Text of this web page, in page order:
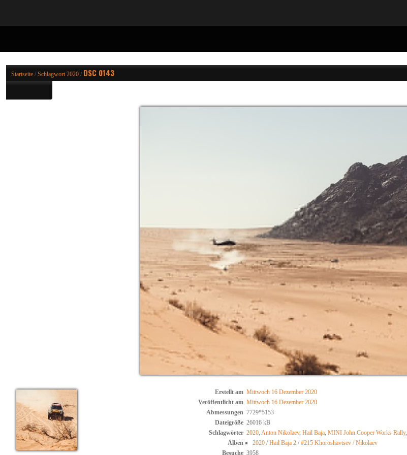
Startseite / Schlagwort 2020 / DSC 0143
Erstellt am Mittwoch 16 Dezember 2020
Veröffentlicht am Mittwoch 16 Dezember 2020
Abmessungen 7729*5153
Dateigröße 26016 kB
Schlagwörter 2020, Anton Nikolaev, Hail Baja, MINI John Cooper Works Rally,
Alben
2020/Hail Baja 2/#215 Khoroshavtsev / Nikolaev
Besuche 3958